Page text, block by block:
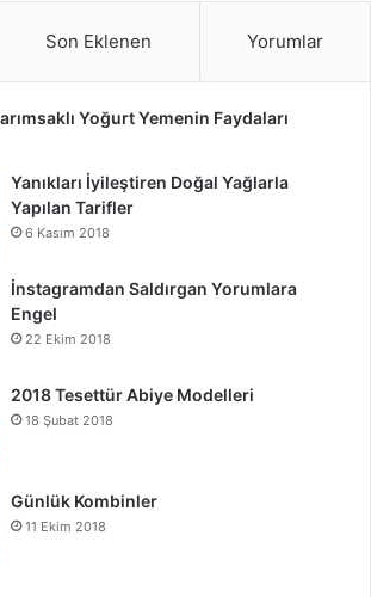
Son Eklenen Yorumlar
Yoğurt Yemenin Faydaları
Yanıkları İyileştiren Doğal Yağlarla
Yapılan Tarifler
6 Kasım 2018
İnstagramdan Saldırgan Yorumlara
Engel
22 Ekim 2018
2018 Tesettür Abiye Modelleri
18 Şubat 2018
Günlük Kombinler
11 Ekim 2018